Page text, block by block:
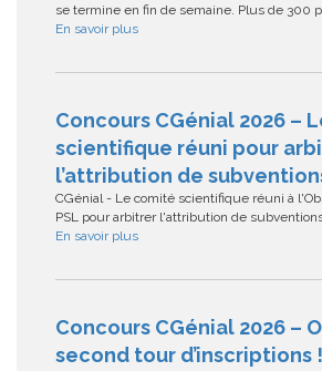
se termine en fin de semaine. Plus de 300
En savoir plus
Concours CGénial 2026 –
scientifique réuni pour
l’attribution de
CGénial - Le comité scientifique réuni à
PSL pour arbitrer l'attribution de
En savoir plus
Concours CGénial 2026 –
second tour d’inscriptions !